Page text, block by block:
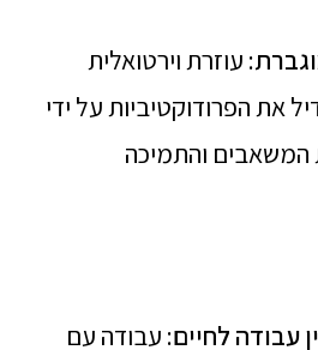
: עוזרת וירטואלית
את הפרודוקטיביות על ידי
המשאבים והתמיכה
עבודה לחיים: עבודה עם